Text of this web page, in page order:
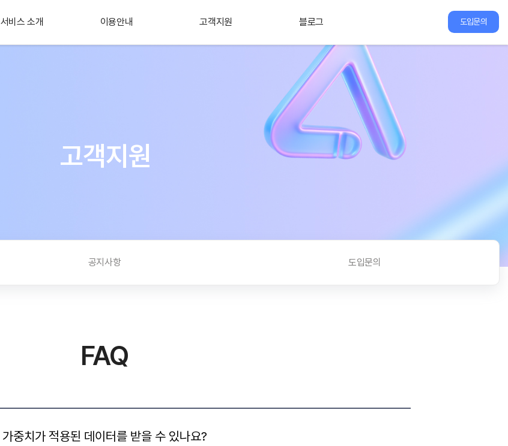
서비스 소개 이용안내 고객지원 블로그 도입문의
고객지원
공지사항 도입문의
FAQ
가중치가 적용된 데이터를 받을 수 있나요?